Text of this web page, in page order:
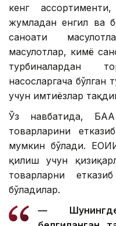
кенг
жумладан енгил ва
саноати
маҳсулотлар, кимё
турбиналардан
насосларгача бўлган
учун имтиёзлар
Ўз навбатида,
товарларини
мумкин бўлади.
қилиш учун
товарларни
бўладилар.
—